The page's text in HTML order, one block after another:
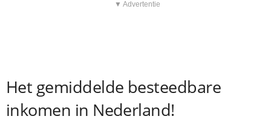
▼ Advertentie
Het gemiddelde besteedbare
inkomen in Nederland!